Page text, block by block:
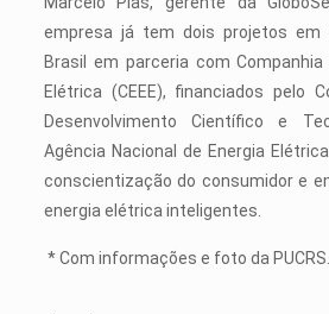
empresa já tem dois projetos em
Brasil em parceria com
Elétrica (CEEE), financiados pelo
Desenvolvimento Científico e
Agência Nacional de Energia
conscientização do consumidor e
energia elétrica inteligentes.
* Com informações e foto da PUCRS.